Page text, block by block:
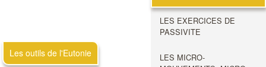
Les outils de l'Eutonie
LES EXERCICES DE
PASSIVITE
LES MICRO-